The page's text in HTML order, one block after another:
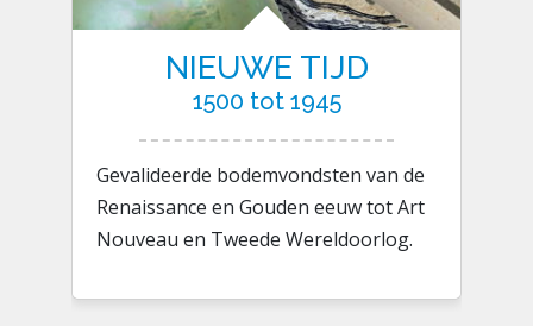
NIEUWE TIJD
1500 tot 1945
Gevalideerde bodemvondsten van de
Renaissance en Gouden eeuw tot Art
Nouveau en Tweede Wereldoorlog.